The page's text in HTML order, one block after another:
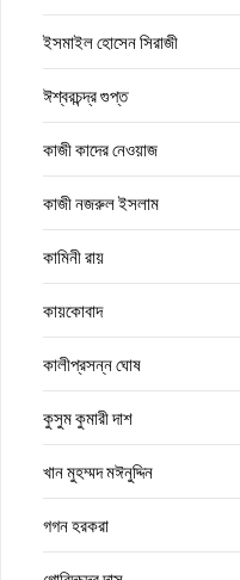
ইসমাইল হোসেন সিরাজী
ঈশ্বরচন্দ্র গুপ্ত
কাজী কাদের নেওয়াজ
কাজী নজরুল ইসলাম
কামিনী রায়
কায়কোবাদ
কালীপ্রসন্ন ঘোষ
কুসুম কুমারী দাশ
খান মুহম্মদ মঈনুদ্দিন
গগন হরকরা